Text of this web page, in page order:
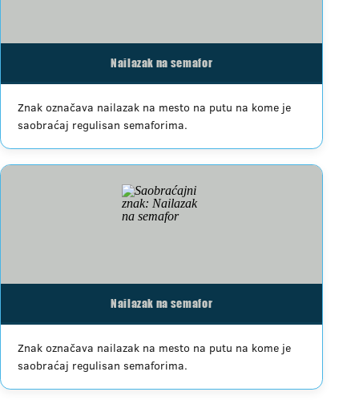
Nailazak na semafor
Znak označava nailazak na mesto na putu na kome je
saobraćaj regulisan semaforima.
Nailazak na semafor
Znak označava nailazak na mesto na putu na kome je
saobraćaj regulisan semaforima.